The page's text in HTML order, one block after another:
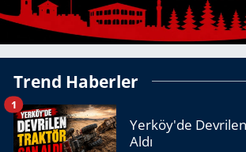
Trend Haberler
Yerköy'de
Aldı
1